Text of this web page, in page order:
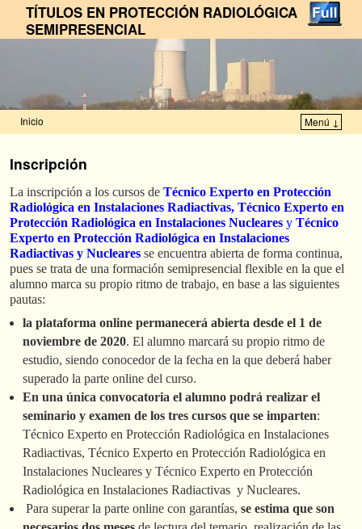
TÍTULOS EN PROTECCIÓN RADIOLÓGICA
SEMIPRESENCIAL
Inicio Menú ↓
Inscripción
La inscripción a los cursos de Técnico Experto en Protección
Radiológica en Instalaciones Radiactivas, Técnico Experto en
Protección Radiológica en Instalaciones Nucleares y Técnico
Experto en Protección Radiológica en Instalaciones
Radiactivas y Nucleares se encuentra abierta de forma continua,
pues se trata de una formación semipresencial flexible en la que el
alumno marca su propio ritmo de trabajo, en base a las siguientes
pautas:
la plataforma online permanecerá abierta desde el 1 de
noviembre de 2020. El alumno marcará su propio ritmo de
estudio, siendo conocedor de la fecha en la que deberá haber
superado la parte online del curso.
En una única convocatoria el alumno podrá realizar el
seminario y examen de los tres cursos que se imparten:
Técnico Experto en Protección Radiológica en Instalaciones
Radiactivas, Técnico Experto en Protección Radiológica en
Instalaciones Nucleares y Técnico Experto en Protección
Radiológica en Instalaciones Radiactivas y Nucleares.
Para superar la parte online con garantías, se estima que son